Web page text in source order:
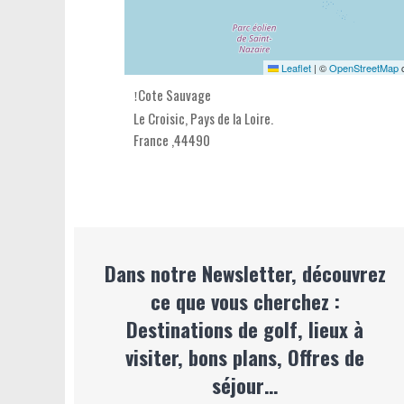
Leaflet | ©OpenStreetMap
Cote Sauvage
Le Croisic, Pays de la Loire.
France ,44490
Dans notre Newsletter, découvrez
ce que vous cherchez :
Destinations de golf, lieux à
visiter, bons plans, Offres de
séjour…